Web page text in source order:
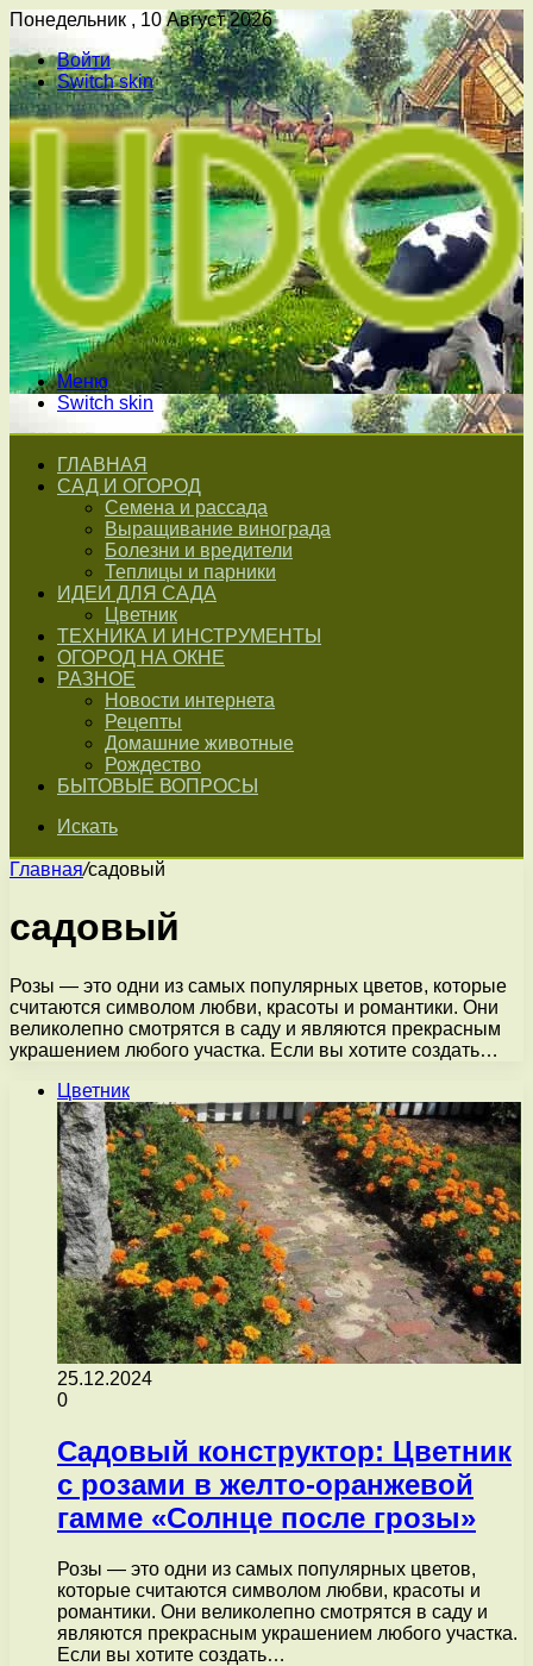
Понедельник , 10 Август 2026
Войти
Switch skin
Меню
Switch skin
ГЛАВНАЯ
САД И ОГОРОД
Семена и рассада
Выращивание винограда
Болезни и вредители
Теплицы и парники
ИДЕИ ДЛЯ САДА
Цветник
ТЕХНИКА И ИНСТРУМЕНТЫ
ОГОРОД НА ОКНЕ
РАЗНОЕ
Новости интернета
Рецепты
Домашние животные
Рождество
БЫТОВЫЕ ВОПРОСЫ
Искать
Главная/садовый
садовый
Розы — это одни из самых популярных цветов, которые
считаются символом любви, красоты и романтики. Они
великолепно смотрятся в саду и являются прекрасным
украшением любого участка. Если вы хотите создать…
Цветник
25.12.2024
0
Садовый конструктор: Цветник
с розами в желто-оранжевой
гамме «Солнце после грозы»
Розы — это одни из самых популярных цветов,
которые считаются символом любви, красоты и
романтики. Они великолепно смотрятся в саду и
являются прекрасным украшением любого участка.
Если вы хотите создать…